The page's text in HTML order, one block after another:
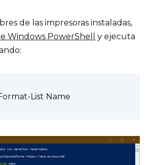
de las impresoras instaladas,
Windows PowerShell
y ejecuta
List Name